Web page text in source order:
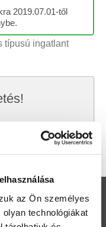
az Ön személyes
technológiákat
2019.07.01-től
típusú ingatlant
amit keresel.